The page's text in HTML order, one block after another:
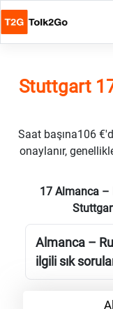
Stuttgart
Saat başına106
onaylanır,
17 Almanca –
Almanca –
ilgili sık